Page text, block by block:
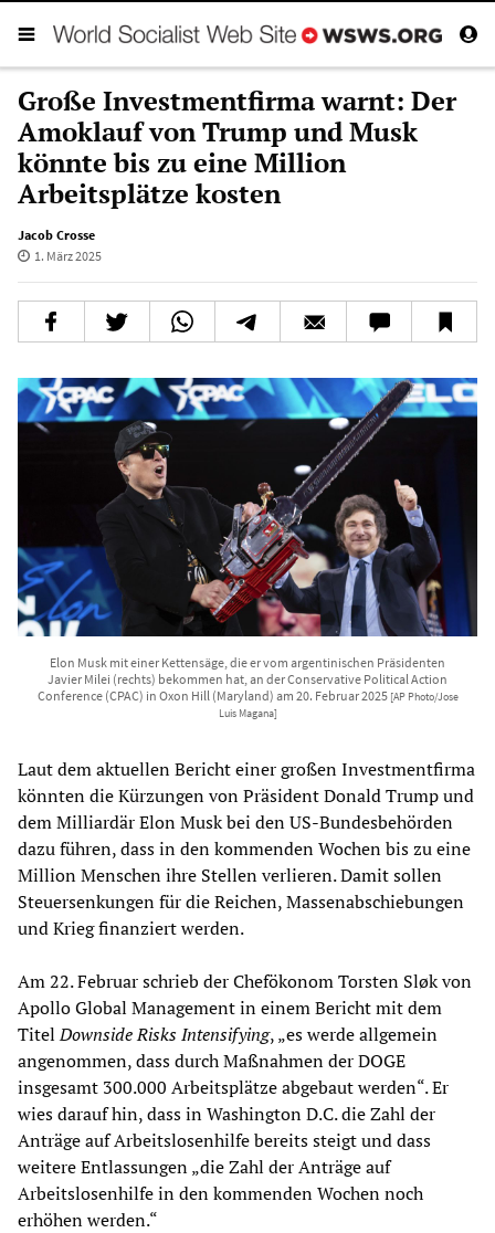
Große Investmentfirma warnt: Der
Amoklauf von Trump und Musk
könnte bis zu eine Million
Arbeitsplätze kosten
Jacob Crosse
1. März 2025
Elon Musk mit einer Kettensäge, die er vom argentinischen Präsidenten
Javier Milei (rechts) bekommen hat, an der Conservative Political Action
Conference (CPAC) in Oxon Hill (Maryland) am 20. Februar 2025 [AP Photo/Jose
Luis Magana]
Laut dem aktuellen Bericht einer großen Investmentfirma
könnten die Kürzungen von Präsident Donald Trump und
dem Milliardär Elon Musk bei den US-Bundesbehörden
dazu führen, dass in den kommenden Wochen bis zu eine
Million Menschen ihre Stellen verlieren. Damit sollen
Steuersenkungen für die Reichen, Massenabschiebungen
und Krieg finanziert werden.
Am 22. Februar schrieb der Chefökonom Torsten Sløk von
Apollo Global Management in einem Bericht mit dem
TitelDownside Risks Intensifying, „es werde allgemein
angenommen, dass durch Maßnahmen der DOGE
insgesamt 300.000 Arbeitsplätze abgebaut werden“. Er
wies darauf hin, dass in Washington D.C. die Zahl der
Anträge auf Arbeitslosenhilfe bereits steigt und dass
weitere Entlassungen „die Zahl der Anträge auf
Arbeitslosenhilfe in den kommenden Wochen noch
erhöhen werden.“